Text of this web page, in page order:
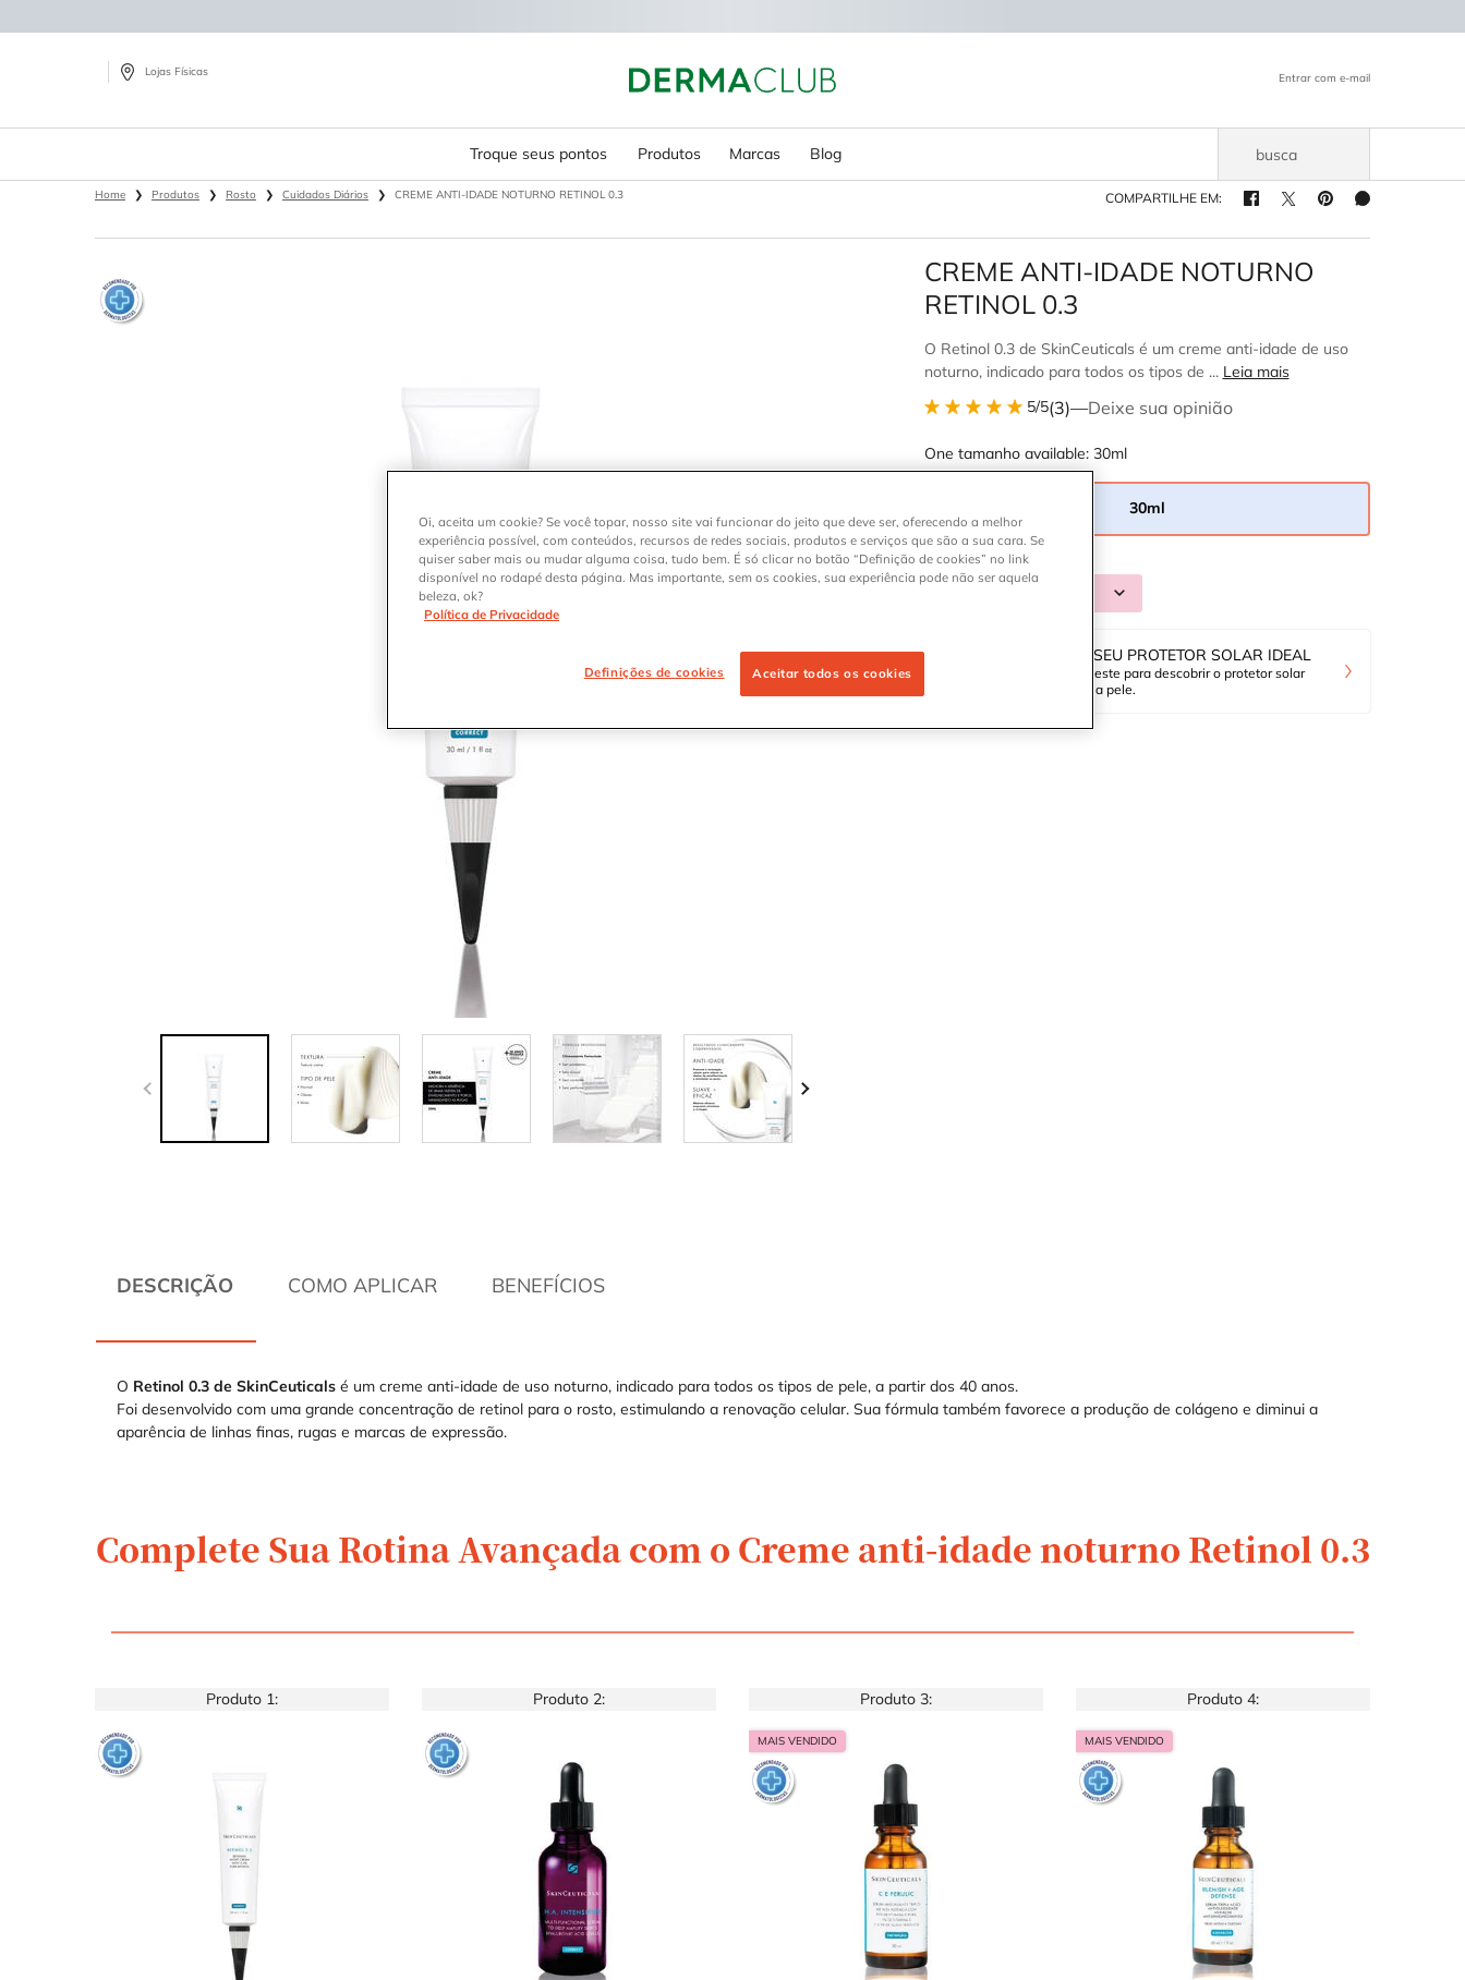
Lojas Físicas Entrar com e-mail
Troque seus pontos Produtos Marcas Blog
busca
Home Produtos Rosto Cuidados Diários CREME ANTI-IDADE NOTURNO RETINOL 0.3 COMPARTILHE EM: COMPARTILHE EM: FACEBOOK
COMPARTILHE EM: TWITTER
COMPARTILHE EM:
COMPARTILHE
CREME ANTI-IDADE NOTURNO
RETINOL 0.3
O Retinol 0.3 de SkinCeuticals é um creme anti-idade de uso
noturno, indicado para todos os tipos de ... Leia mais
5/5(3)—Deixe sua opinião
One tamanho available: 30ml
Selected
30ml, 1 of 1
Onde Comprar CREME ANTI-IDADE NOTURNO RETINOL 0.3
ENCONTRE SEU PROTETOR SOLAR IDEAL
Responda ao teste para descobrir o protetor solar
ideal para a sua pele.
DESCRIÇÃO COMO APLICAR BENEFÍCIOS
O Retinol 0.3 de SkinCeuticals é um creme anti-idade de uso noturno, indicado para todos os tipos de pele, a partir dos 40 anos.
Foi desenvolvido com uma grande concentração de retinol para o rosto, estimulando a renovação celular. Sua fórmula também favorece a produção de colágeno e diminui a
aparência de linhas finas, rugas e marcas de expressão.
COMPLETE SUA ROTINAComplete Sua Rotina Avançada com o Creme anti-idade noturno Retinol 0.3
Produto 1: Produto 2: Produto 3:
MAIS VENDIDO
Produto 4:
MAIS VENDIDO
Oi, aceita um cookie? Se você topar, nosso site vai funcionar do jeito que deve ser, oferecendo a melhor
experiência possível, com conteúdos, recursos de redes sociais, produtos e serviços que são a sua cara. Se
quiser saber mais ou mudar alguma coisa, tudo bem. É só clicar no botão “Definição de cookies” no link
disponível no rodapé desta página. Mas importante, sem os cookies, sua experiência pode não ser aquela
beleza, ok?
Política de Privacidade
Definições de cookies Aceitar todos os cookies